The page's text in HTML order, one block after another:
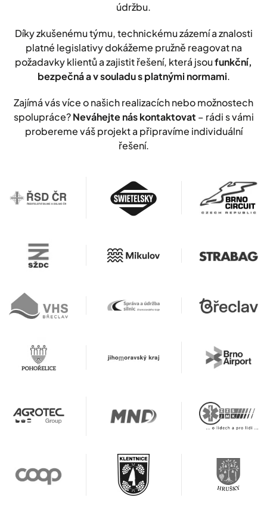
údržbu.
Díky zkušenému týmu, technickému zázemí a znalosti
platné legislativy dokážeme pružně reagovat na
požadavky klientů a zajistit řešení, která jsoufunkční,
bezpečná a v souladu s platnými normami.
Zajímá vás více o našich realizacích nebo možnostech
spolupráce?Neváhejte nás kontaktovat – rádi s vámi
probereme váš projekt a připravíme individuální
řešení.